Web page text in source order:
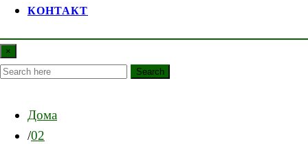
КОНТАКТ
×
Search
Дома
02